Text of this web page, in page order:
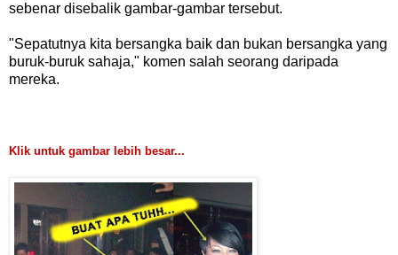
sebenar disebalik gambar-gambar tersebut.
"Sepatutnya kita bersangka baik dan bukan bersangka yang
buruk-buruk sahaja," komen salah seorang daripada
mereka.
Klik untuk gambar lebih besar...